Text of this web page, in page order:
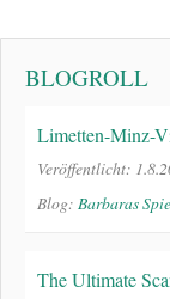
BLOGROLL
Limetten-Minz-
Veröffentlicht:
Blog: Barbaras
The Ultimate